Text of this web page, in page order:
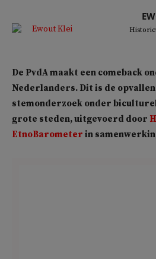
De PvdA maakt een comeback
Nederlanders. Dit is de
stemonderzoek onder
grote steden, uitgevoerd door
EtnoBarometer in